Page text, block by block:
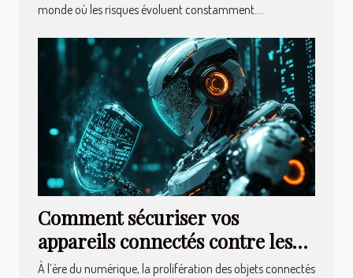
monde où les risques évoluent constamment....
Comment sécuriser vos
appareils connectés contre les
cyberattaques ?
À l’ère du numérique, la prolifération des objets connectés